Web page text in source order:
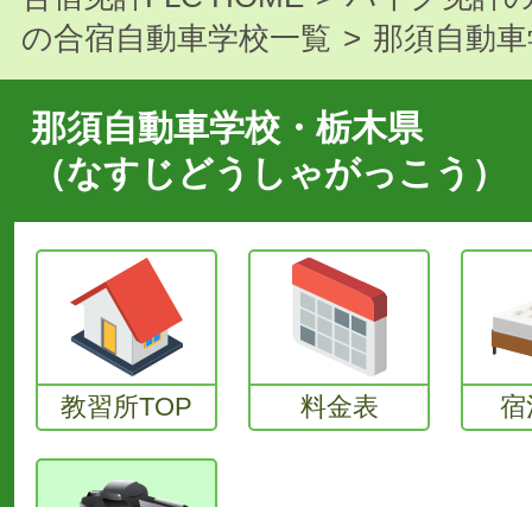
の合宿自動車学校一覧
那須自動
那須自動車学校・栃木県
（なすじどうしゃがっこう）
教習所TOP 料金表 宿